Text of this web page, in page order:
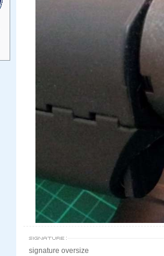
signature oversize